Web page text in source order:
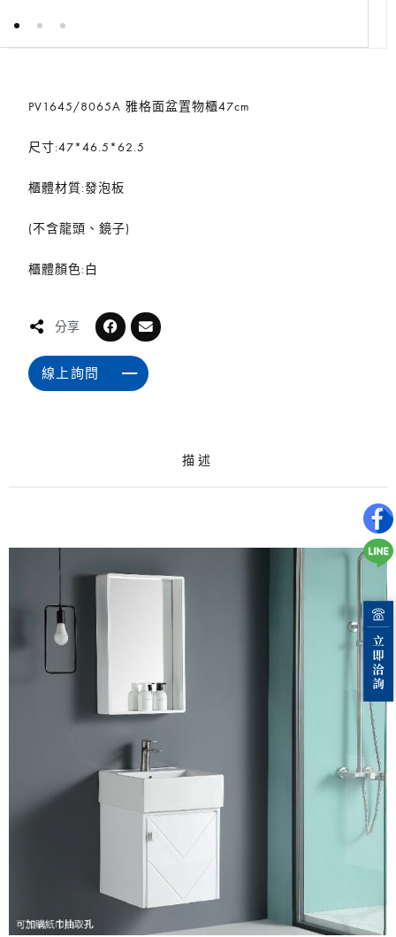
PV1645/8065A 雅格面盆置物櫃47cm
尺寸:47*46.5*62.5
櫃體材質:發泡板
(不含龍頭、鏡子)
櫃體顏色:白
分享
線上詢問
描述